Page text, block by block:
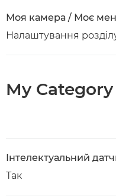
Моя камера / Моє
Налаштування
My Category
Інтелектуальний
Так